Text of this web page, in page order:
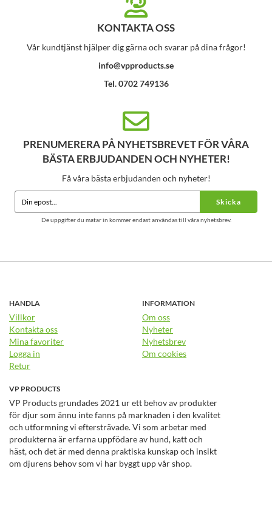
KONTAKTA OSS
Vår kundtjänst hjälper dig gärna och svarar på dina frågor!
info@vpproducts.se
Tel. 0702 749136
PRENUMERERA PÅ NYHETSBREVET FÖR VÅRA
BÄSTA ERBJUDANDEN OCH NYHETER!
Få våra bästa erbjudanden och nyheter!
Skicka
De uppgifter du matar in kommer endast användas till våra nyhetsbrev.
HANDLA
Villkor
Kontakta oss
Mina favoriter
Logga in
Retur
INFORMATION
Om oss
Nyheter
Nyhetsbrev
Om cookies
VP PRODUCTS
VP Products grundades 2021 ur ett behov av produkter
för djur som ännu inte fanns på marknaden i den kvalitet
och utformning vi eftersträvade. Vi som arbetar med
produkterna är erfarna uppfödare av hund, katt och
häst, och det är med denna praktiska kunskap och insikt
om djurens behov som vi har byggt upp vår shop.